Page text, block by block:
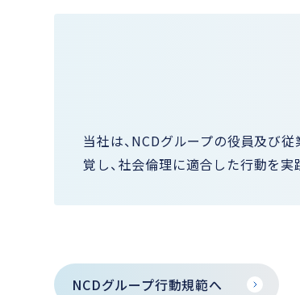
当社は、NCDグループの役員及び
覚し、社会倫理に適合した行動を実
NCDグループ行動規範へ